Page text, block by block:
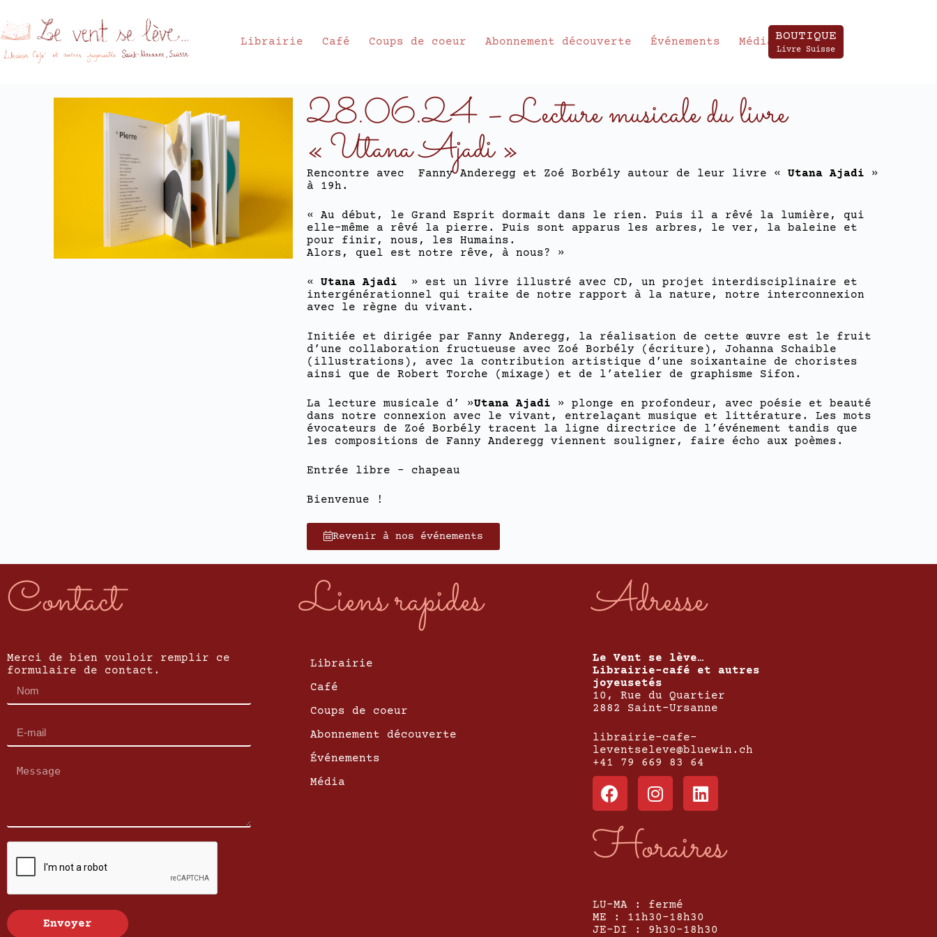
Librairie Café Coups de coeur Abonnement découverte Événements Média BOUTIQUE
Livre Suisse
28.06.24 – Lecture musicale du livre
« Utana Ajadi »
Rencontre avec Fanny Anderegg et Zoé Borbély autour de leur livre «Utana Ajadi »
à 19h.
« Au début, le Grand Esprit dormait dans le rien. Puis il a rêvé la lumière, qui
elle-même a rêvé la pierre. Puis sont apparus les arbres, le ver, la baleine et
pour finir, nous, les Humains.
Alors, quel est notre rêve, à nous? »
«Utana Ajadi » est un livre illustré avec CD, un projet interdisciplinaire et
intergénérationnel qui traite de notre rapport à la nature, notre interconnexion
avec le règne du vivant.
Initiée et dirigée par Fanny Anderegg, la réalisation de cette œuvre est le fruit
d’une collaboration fructueuse avec Zoé Borbély (écriture), Johanna Schaible
(illustrations), avec la contribution artistique d’une soixantaine de choristes
ainsi que de Robert Torche (mixage) et de l’atelier de graphisme Sifon.
La lecture musicale d’ »Utana Ajadi » plonge en profondeur, avec poésie et beauté
dans notre connexion avec le vivant, entrelaçant musique et littérature. Les mots
évocateurs de Zoé Borbély tracent la ligne directrice de l’événement tandis que
les compositions de Fanny Anderegg viennent souligner, faire écho aux poèmes.
Entrée libre – chapeau
Bienvenue !
Revenir à nos événements
Contact
Merci de bien vouloir remplir ce
formulaire de contact.
Envoyer
Liens rapides
Librairie
Café
Coups de coeur
Abonnement découverte
Événements
Média
Adresse
Le Vent se lève…
Librairie-café et autres
joyeusetés
10, Rue du Quartier
2882 Saint-Ursanne
librairie-cafe-
leventseleve@bluewin.ch
+41 79 669 83 64
Horaires
LU-MA : fermé
ME : 11h30-18h30
JE-DI : 9h30-18h30